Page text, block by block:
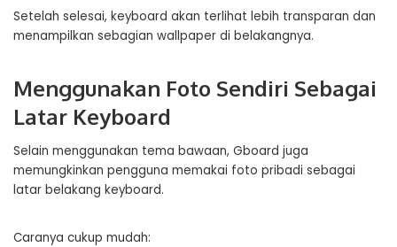
Setelah selesai, keyboard akan terlihat lebih transparan dan
menampilkan sebagian wallpaper di belakangnya.
Menggunakan Foto Sendiri Sebagai
Latar Keyboard
Selain menggunakan tema bawaan, Gboard juga
memungkinkan pengguna memakai foto pribadi sebagai
latar belakang keyboard.
Caranya cukup mudah: